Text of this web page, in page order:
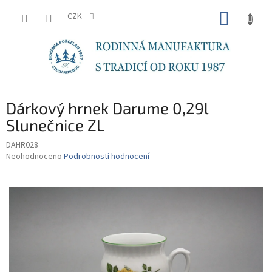
CZK
Dárkový hrnek Darume 0,29l
Slunečnice ZL
DAHR028
Průměrné
je
Neohodnoceno Podrobnosti hodnocení